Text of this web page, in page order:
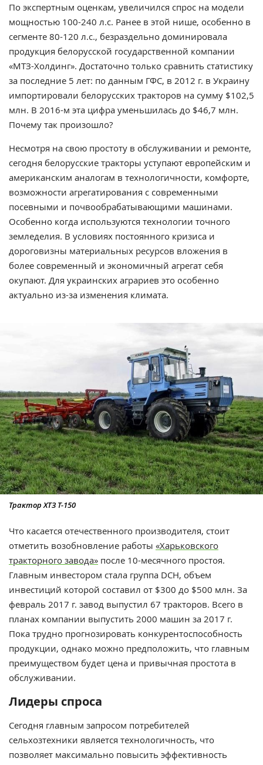
По экспертным оценкам, увеличился спрос на модели
мощностью 100-240 л.с. Ранее в этой нише, особенно в
сегменте 80-120 л.с., безраздельно доминировала
продукция белорусской государственной компании
«МТЗ-Холдинг». Достаточно только сравнить статистику
за последние 5 лет: по данным ГФС, в 2012 г. в Украину
импортировали белорусских тракторов на сумму $102,5
млн. В 2016-м эта цифра уменьшилась до $46,7 млн.
Почему так произошло?
Несмотря на свою простоту в обслуживании и ремонте,
сегодня белорусские тракторы уступают европейским и
американским аналогам в технологичности, комфорте,
возможности агрегатирования с современными
посевными и почвообрабатывающими машинами.
Особенно когда используются технологии точного
земледелия. В условиях постоянного кризиса и
дороговизны материальных ресурсов вложения в
более современный и экономичный агрегат себя
окупают. Для украинских аграриев это особенно
актуально из-за изменения климата.
Трактор ХТЗ Т-150
Что касается отечественного производителя, стоит
отметить возобновление работы «Харьковского
тракторного завода» после 10-месячного простоя.
Главным инвестором стала группа DCH, объем
инвестиций которой составил от $300 до $500 млн. За
февраль 2017 г. завод выпустил 67 тракторов. Всего в
планах компании выпустить 2000 машин за 2017 г.
Пока трудно прогнозировать конкурентоспособность
продукции, однако можно предположить, что главным
преимуществом будет цена и привычная простота в
обслуживании.
Лидеры спроса
Сегодня главным запросом потребителей
сельхозтехники является технологичность, что
позволяет максимально повысить эффективность